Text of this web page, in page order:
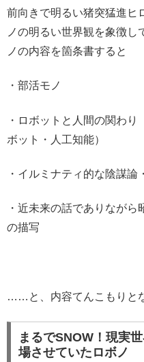
前向きで明るい猪突猛進ヒ
ノの明るい世界観を象徴し
ノの内容を箇条書すると
・部活モノ
・ロボットと人間の関わ
ボット・人工知能）
・イルミナティ的な陰謀論
・近未来の話でありなが
の描写
……と、内容てんこもりと
まるでSNOW！現実
場させていたロボノ